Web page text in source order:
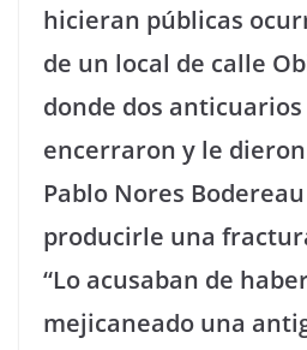
hicieran públicas
de un local de calle
donde dos
encerraron y le
Pablo Nores
producirle una
“Lo acusaban de
mejicaneado una